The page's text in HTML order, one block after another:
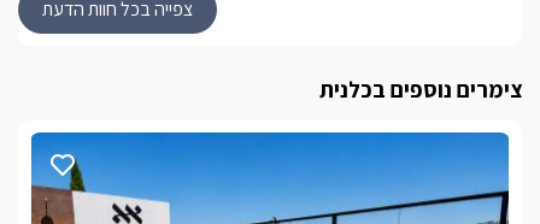
חיבור לערוצי yes, מיזוג אוויר ומטבחון מאובזר הכולל:מקרר,
צפייה בכל חוות הדעת
צימרים נוספים בכלנית